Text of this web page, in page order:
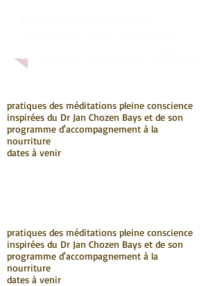
télé-entretien, visio-entretien individualisé
pratiques des méditations pleine conscience
inspirées du Dr Jan Chozen Bays et de son
programme d'accompagnement à la
nourriture
dates à venir
pratiques des méditations pleine conscience
inspirées du Dr Jan Chozen Bays et de son
programme d'accompagnement à la
nourriture
dates à venir